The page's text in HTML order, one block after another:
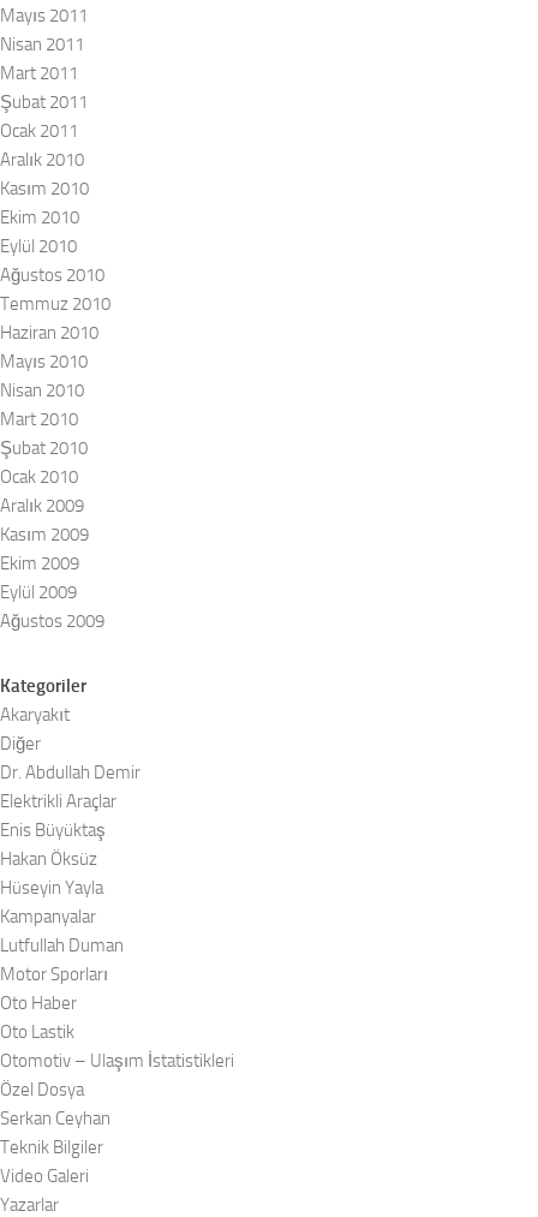
Mayıs 2011
Nisan 2011
Mart 2011
Şubat 2011
Ocak 2011
Aralık 2010
Kasım 2010
Ekim 2010
Eylül 2010
Ağustos 2010
Temmuz 2010
Haziran 2010
Mayıs 2010
Nisan 2010
Mart 2010
Şubat 2010
Ocak 2010
Aralık 2009
Kasım 2009
Ekim 2009
Eylül 2009
Ağustos 2009
Kategoriler
Akaryakıt
Diğer
Dr. Abdullah Demir
Elektrikli Araçlar
Enis Büyüktaş
Hakan Öksüz
Hüseyin Yayla
Kampanyalar
Lutfullah Duman
Motor Sporları
Oto Haber
Oto Lastik
Otomotiv – Ulaşım İstatistikleri
Özel Dosya
Serkan Ceyhan
Teknik Bilgiler
Video Galeri
Yazarlar